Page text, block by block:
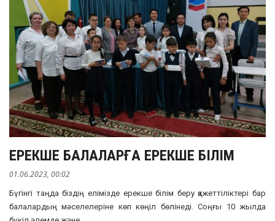
ЕРЕКШЕ БАЛАЛАРҒА ЕРЕКШЕ БІЛІМ
01.06.2023, 00:02
Бүгінгі таңда біздің елімізде ерекше білім беру қажеттіліктері бар
балалардың мәселелеріне көп көңіл бөлінеді. Соңғы 10 жылда